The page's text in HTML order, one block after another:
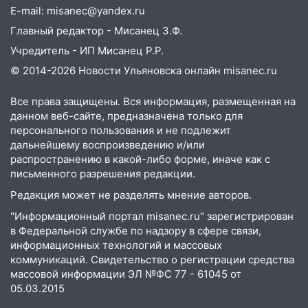
Вешкайме посиделки с судимым
знакомым закончились для женщины
больницей
16:06 18-летняя девушка без прав
больницу
15:59 Ульяновец отдал более 14
миллионов рублей за криминальное
покровительство
15:32 На «кольце» кроссовер сбил 18-
летнего мопедиста
15:00 В Ульяновске после тройного ДТП
госпитализировали 25-летнего байкера
14:32 На Ульяновскую область
надвигается жара
E-mail: misanec@yandex.ru
Главный редактор - Мисанец З.Ф.
Учредитель - ИП Мисанец Р.Р.
© 2014-2026 Новости Ульяновска онлайн misanec.ru
Все права защищены. Вся информация, размещенная на
данном веб-сайте, предназначена только для
персонального пользования и не подлежит
дальнейшему воспроизведению и/или
распространению в какой-либо форме, иначе как с
письменного разрешения редакции.
Редакция может не разделять мнение авторов.
"Информационный портал misanec.ru" зарегистрирован
в Федеральной службе по надзору в сфере связи,
информационных технологий и массовых
коммуникаций. Свидетельство о регистрации средства
массовой информации ЭЛ №ФС 77 - 61045 от
05.03.2015